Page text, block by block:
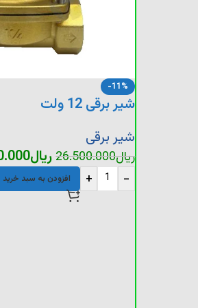
-11%
شیر برقی 12 ولت
شیر برقی
ریال26.500.000ریال
-
+ افزودن به سبد خرید